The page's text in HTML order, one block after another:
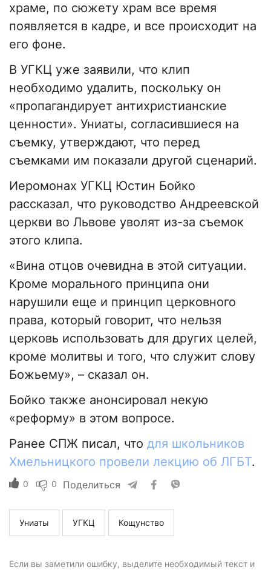
храме, по сюжету храм все время
появляется в кадре, и все происходит на
его фоне.
В УГКЦ уже заявили, что клип
необходимо удалить, поскольку он
«пропагандирует антихристианские
ценности». Униаты, согласившиеся на
съемку, утверждают, что перед
съемками им показали другой сценарий.
Иеромонах УГКЦ Юстин Бойко
рассказал, что руководство Андреевской
церкви во Львове уволят из-за съемок
этого клипа.
«Вина отцов очевидна в этой ситуации.
Кроме морального принципа они
нарушили еще и принцип церковного
права, который говорит, что нельзя
церковь использовать для других целей,
кроме молитвы и того, что служит слову
Божьему», – сказал он.
Бойко также анонсировал некую
«реформу» в этом вопросе.
Ранее СПЖ писал, что для школьников
Хмельницкого провели лекцию об ЛГБТ.
0 0 Поделиться
Униаты УГКЦ Кощунство
Если вы заметили ошибку, выделите необходимый текст и